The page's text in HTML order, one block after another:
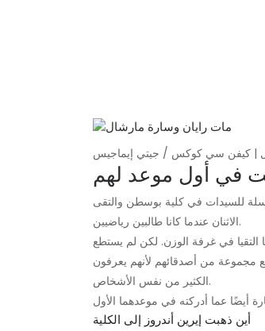
| كيفن سي كوكس / جيتي إيماجيس
في أول موعد لهم
للسيدات في كلية بوسطن والتقى
الاثنان عندما كانا طالبين رياضيين.
في غرفة الوزن. لكن لم يستطع
مجموعة من أصدقائهم لأنهم يعرفون
الكثير من نفس الأشخاص.
أين ذهبت إيرين أندروز إلى الكلية